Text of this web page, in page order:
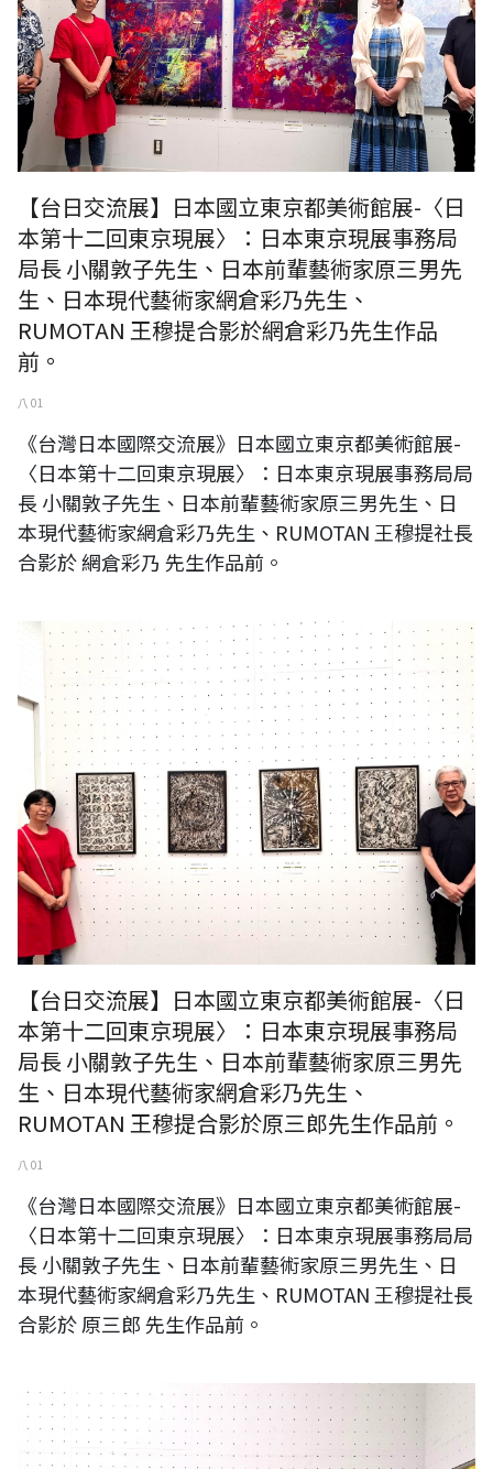
【台日交流展】日本國立東京都美術館展-〈日
本第十二回東京現展〉：日本東京現展事務局
局長 小關敦子先生、日本前輩藝術家原三男先
生、日本現代藝術家網倉彩乃先生、
RUMOTAN 王穆提合影於網倉彩乃先生作品
前。
八 01
《台灣日本國際交流展》日本國立東京都美術館展-
〈日本第十二回東京現展〉：日本東京現展事務局局
長 小關敦子先生、日本前輩藝術家原三男先生、日
本現代藝術家網倉彩乃先生、RUMOTAN 王穆提社長
合影於 網倉彩乃 先生作品前。
《台灣日本國際交流展》日本國立東京都美術館展-〈日本第十二回東京
現展〉：日本東京現展事務局局長 小關敦子先生、日本前輩藝術家原三
男先生、日本現代藝術家網倉彩乃先生、RUMOTAN 王穆提社長合影於原
三郎先生作品前。
【台日交流展】日本國立東京都美術館展-〈日
本第十二回東京現展〉：日本東京現展事務局
局長 小關敦子先生、日本前輩藝術家原三男先
生、日本現代藝術家網倉彩乃先生、
RUMOTAN 王穆提合影於原三郎先生作品前。
八 01
《台灣日本國際交流展》日本國立東京都美術館展-
〈日本第十二回東京現展〉：日本東京現展事務局局
長 小關敦子先生、日本前輩藝術家原三男先生、日
本現代藝術家網倉彩乃先生、RUMOTAN 王穆提社長
合影於 原三郎 先生作品前。
《台灣日本國際交流展》日本國立東京都美術館展-〈日本第十二回東京
現展〉：日本東京現展事務局局長 小關敦子先生、日本前輩藝術家原三
男先生、日本現代藝術家網倉彩乃先生、RUMOTAN 王穆提社長合影於小
關敦子先生作品前。